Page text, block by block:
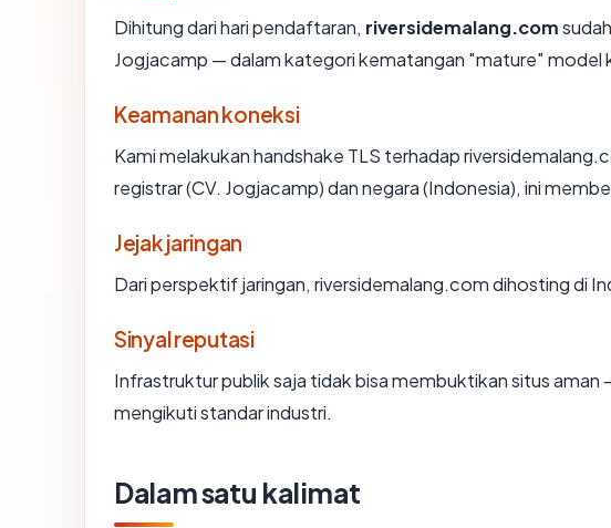
Dihitung dari hari pendaftaran, riversidemalang.com
Jogjacamp — dalam kategori kematangan "mature" model
Keamanan koneksi
Kami melakukan handshake TLS terhadap
registrar (CV. Jogjacamp) dan negara (Indonesia), ini
Jejak jaringan
Dari perspektif jaringan, riversidemalang.com dihosting di
Sinyal reputasi
Infrastruktur publik saja tidak bisa membuktikan situs aman
mengikuti standar industri.
Dalam satu kalimat